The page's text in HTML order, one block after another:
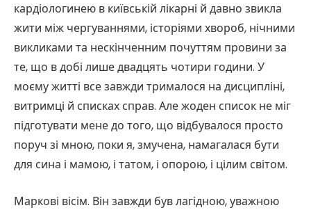
кардіологинею в київській лікарні й давно звикла
жити між чергуваннями, історіями хвороб, нічними
викликами та нескінченним почуттям провини за
те, що в добі лише двадцять чотири години. У
моєму житті все завжди трималося на дисципліні,
витримці й списках справ. Але жоден список не міг
підготувати мене до того, що відбувалося просто
поруч зі мною, поки я, змучена, намагалася бути
для сина і мамою, і татом, і опорою, і цілим світом.
Маркові вісім. Він завжди був лагідною, уважною